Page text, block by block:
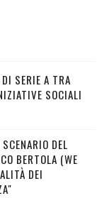
SERIE A TRA
SOCIALI
DEL
BERTOLA (WE
DEI